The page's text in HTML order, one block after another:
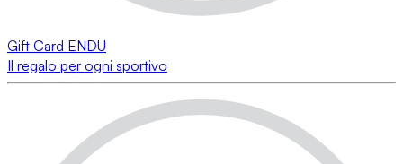
Gift Card ENDU
Il regalo per ogni sportivo